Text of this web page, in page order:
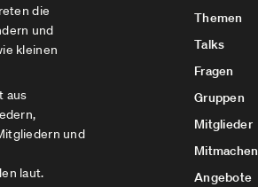
die
und
kleinen
aus
und
laut.
Themen
Talks
Fragen
Gruppen
Mitglieder
Mitmachen
Angebote